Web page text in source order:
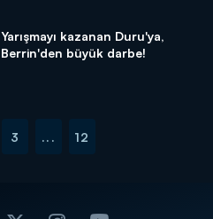
Yarışmayı kazanan Duru'ya,
Berrin'den büyük darbe!
3 ... 12